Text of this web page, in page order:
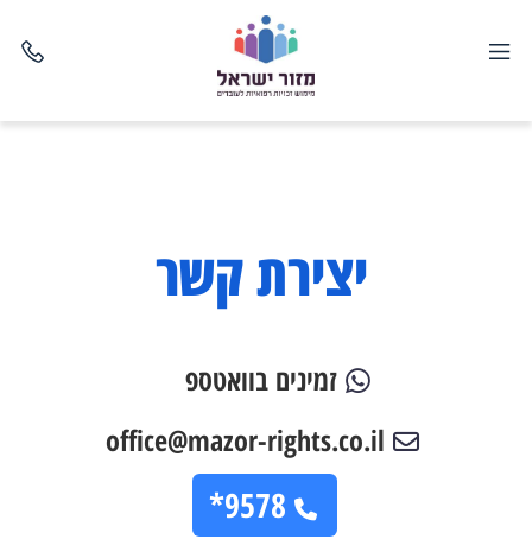
יצירת קשר
זמינים בוואטספ
office@mazor-rights.co.il
9578*